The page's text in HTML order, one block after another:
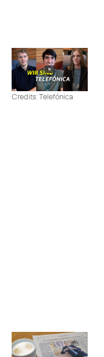
Credits: Telefónica